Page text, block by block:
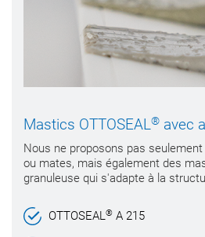
Mastics OTTOSEAL ® avec
Nous ne proposons pas
ou mates, mais également des
granuleuse qui s'adapte à la
OTTOSEAL ® A 215